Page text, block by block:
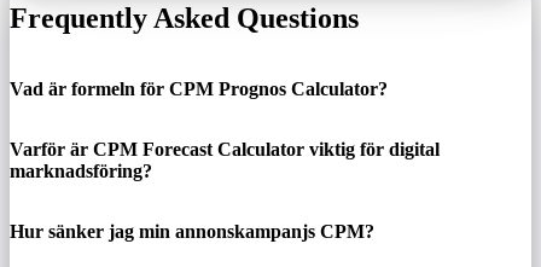
Frequently Asked Questions
Vad är formeln för CPM Prognos Calculator?
Varför är CPM Forecast Calculator viktig för digital
marknadsföring?
Hur sänker jag min annonskampanjs CPM?